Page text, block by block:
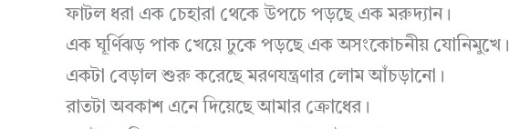
ফাটল ধরা এক চেহারা থেকে উপচে পড়ছে এক মরুদ্যান।
এক ঘূর্ণিঝড় পাক খেয়ে ঢুকে পড়ছে এক অসংকোচনীয় যোনিমুখে।
একটা বেড়াল শুরু করেছে মরণযন্ত্রণার লোম আঁচড়ানো।
রাতটা অবকাশ এনে দিয়েছে আমার ক্রোধের।